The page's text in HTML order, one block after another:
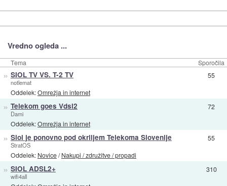
Vredno ogleda ...
Tema Sporočila
» SIOL TV VS. T-2 TV
notlemat
Oddelek:Omrežja in internet
55
» Telekom goes Vdsl2
Dami
Oddelek:Omrežja in internet
72
» Siol je ponovno pod okriljem Telekoma Slovenije
StratOS
Oddelek: Novice/Nakupi / združitve / propadi
55
» SIOL ADSL2+
wifi4all
310